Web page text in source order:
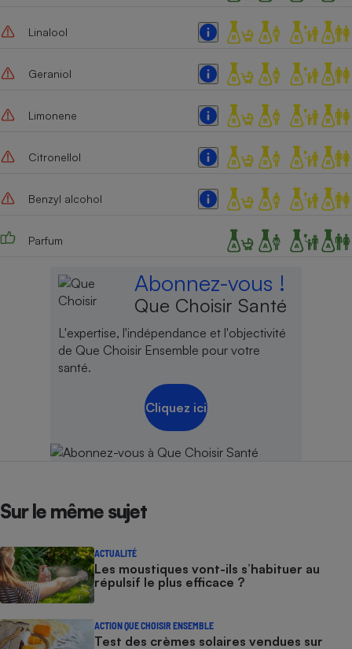
Linalool
Geraniol
Limonene
Citronellol
Benzyl alcohol
Parfum
Abonnez-vous !
Que Choisir Santé
L'expertise, l'indépendance et l'objectivité
de Que Choisir Ensemble pour votre
santé.
Cliquez ici
Sur le même sujet
ACTUALITÉ
Les moustiques vont-ils s’habituer au
répulsif le plus efficace ?
ACTION QUE CHOISIR ENSEMBLE
Test des crèmes solaires vendues sur